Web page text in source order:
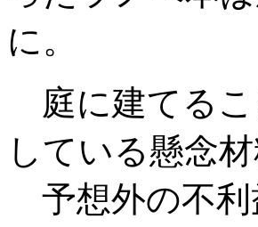
に。
庭に建てるこ
している懸念
予想外の不利